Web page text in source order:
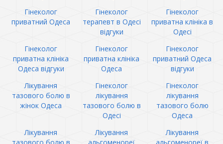
Гінеколог
приватний Одеса
Гінеколог
терапевт в Одесі
відгуки
Гінеколог
приватна клініка в
Одесі
Гінеколог
приватна клініка
Одеса відгуки
Гінеколог
приватна клініка
Одеса
Гінеколог
приватний Одеса
відгуки
Лікування
тазового болю в
жінок Одеса
Гінеколог
лікування
тазового болю в
Одесі
Гінеколог
лікування
тазового болю
Одеса
Лікування
Лікування
Лікування